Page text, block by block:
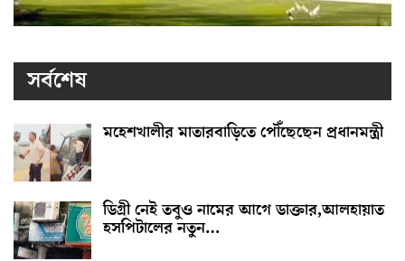
সর্বশেষ
মহেশখালীর মাতারবাড়িতে পৌঁছেছেন প্রধানমন্ত্রী
ডিগ্রী নেই তবুও নামের আগে ডাক্তার,আলহায়াত
হসপিটালের নতুন…